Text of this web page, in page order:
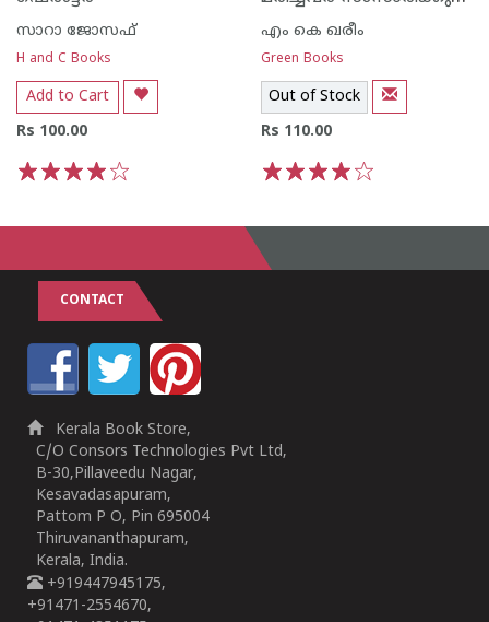
സാറാ ജോസഫ്
H and C Books
Add to Cart
Rs 100.00
എം കെ ഖരീം
Green Books
Out of Stock
Rs 110.00
CONTACT
Kerala Book Store,
C/O Consors Technologies Pvt Ltd,
B-30,Pillaveedu Nagar,
Kesavadasapuram,
Pattom P O, Pin 695004
Thiruvananthapuram,
Kerala, India.
+919447945175,
+91471-2554670,